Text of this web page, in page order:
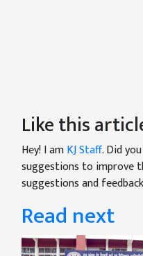
Like this
Hey! I amKJ Staff. Did
suggestions to improve
suggestions and
Read next